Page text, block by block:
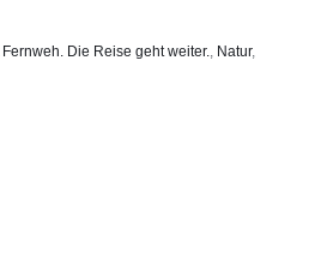
Fernweh. Die Reise geht weiter., Natur,